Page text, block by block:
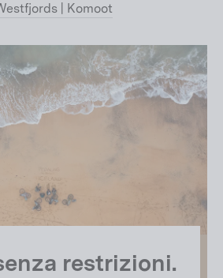
| Komoot
restrizioni.